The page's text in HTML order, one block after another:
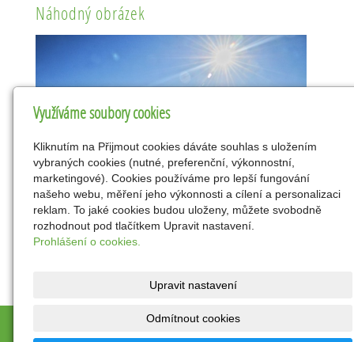
Náhodný obrázek
Petr a Radka Mrkvicovi | Mapa webu
Využíváme soubory cookies
Kliknutím na Přijmout cookies dáváte souhlas s uložením
vybraných cookies (nutné, preferenční, výkonnostní,
marketingové). Cookies používáme pro lepší fungování
našeho webu, měření jeho výkonnosti a cílení a personalizaci
reklam. To jaké cookies budou uloženy, můžete svobodně
rozhodnout pod tlačítkem Upravit nastavení.
Prohlášení o cookies.
Upravit nastavení
Odmítnout cookies